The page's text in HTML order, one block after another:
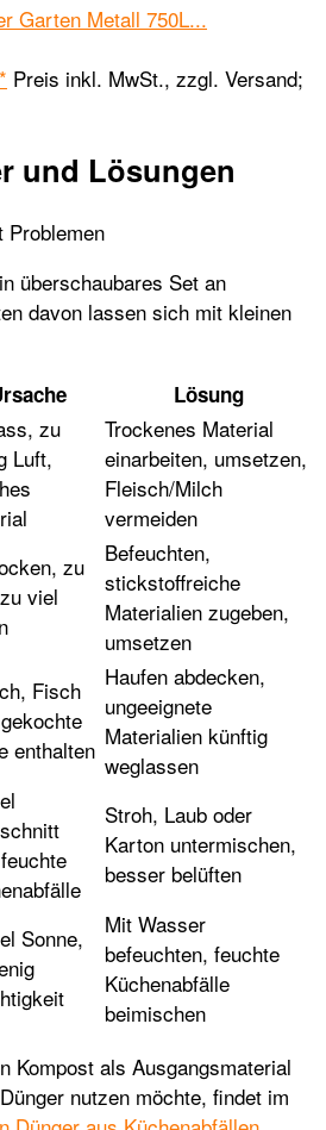
Garten Metall 750L...
Preis inkl. MwSt., zzgl. Versand;
und Lösungen
überschaubares Set an
davon lassen sich mit kleinen
Lösung
zu
Luft,
Trockenes Material
einarbeiten, umsetzen,
Fleisch/Milch
vermeiden
zu
viel
Befeuchten,
stickstoffreiche
Materialien zugeben,
umsetzen
Fisch
enthalten
Haufen abdecken,
ungeeignete
Materialien künftig
weglassen
Stroh, Laub oder
Karton untermischen,
besser belüften
Sonne,
Mit Wasser
befeuchten, feuchte
Küchenabfälle
beimischen
Kompost als Ausgangsmaterial
nutzen möchte, findet im